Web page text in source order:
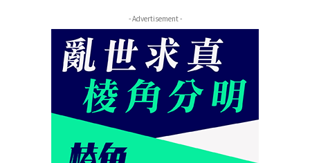
- Advertisement -